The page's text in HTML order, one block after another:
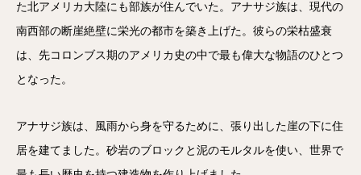
た北アメリカ大陸にも部族が住んでいた。アナサジ族は、現代の
南西部の断崖絶壁に栄光の都市を築き上げた。彼らの栄枯盛衰
は、先コロンブス期のアメリカ史の中で最も偉大な物語のひとつ
となった。
アナサジ族は、風雨から身を守るために、張り出した崖の下に住
居を建てました。砂岩のブロックと泥のモルタルを使い、世界で